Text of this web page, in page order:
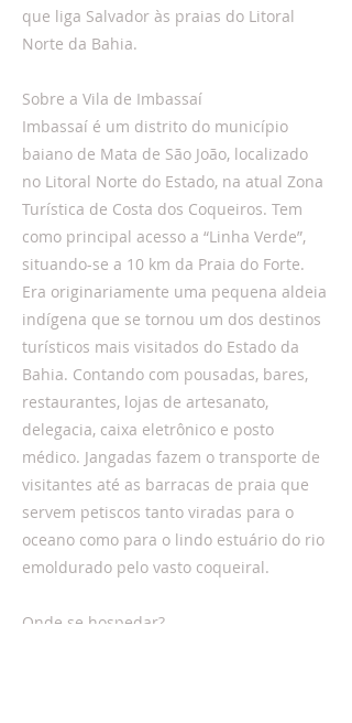
que liga Salvador às praias do Litoral
Norte da Bahia.
Sobre a Vila de Imbassaí
Imbassaí é um distrito do município
baiano de Mata de São João, localizado
no Litoral Norte do Estado, na atual Zona
Turística de Costa dos Coqueiros. Tem
como principal acesso a “Linha Verde”,
situando-se a 10 km da Praia do Forte.
Era originariamente uma pequena aldeia
indígena que se tornou um dos destinos
turísticos mais visitados do Estado da
Bahia. Contando com pousadas, bares,
restaurantes, lojas de artesanato,
delegacia, caixa eletrônico e posto
médico. Jangadas fazem o transporte de
visitantes até as barracas de praia que
servem petiscos tanto viradas para o
oceano como para o lindo estuário do rio
emoldurado pelo vasto coqueiral.
Onde se hospedar?